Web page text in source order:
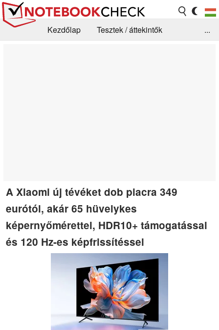
Kezdőlap
Tesztek / áttekintők
...
A Xiaomi új tévéket dob piacra 349
eurótól, akár 65 hüvelykes
képernyőmérettel, HDR10+ támogatással
és 120 Hz-es képfrissítéssel